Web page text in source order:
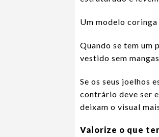
Um modelo
Quando se tem um
vestido sem
Se os seus joelhos
contrário deve ser
deixam o visual
Valorize o que